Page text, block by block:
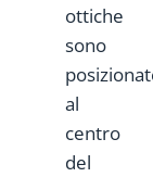
ottiche
sono
al
centro
del